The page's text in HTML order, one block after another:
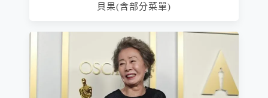
貝果(含部分菜單)